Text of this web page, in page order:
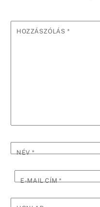
HOZZÁSZÓLÁS *
NÉV*
E-MAIL CÍM*